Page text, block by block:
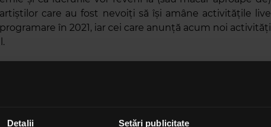
Detalii Setări publicitate
care au fost nevoiți să își amâne activitățile live
în 2021, iar cei care anunță acum noi activități